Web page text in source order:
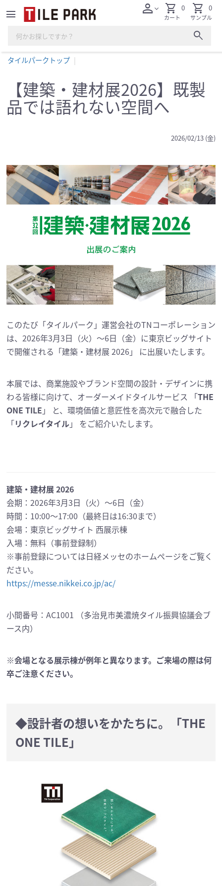
menu
search
personexpand_more shopping_cart
カート
0 shopping_cart
サンプル
0
タイルパークトップ
【建築・建材展2026】既製
品では語れない空間へ
2026/02/13 (金)
このたび「タイルパーク」運営会社のTNコーポレーション
は、2026年3月3日（火）〜6日（金）に東京ビッグサイト
で開催される「建築・建材展 2026」 に出展いたします。
本展では、商業施設やブランド空間の設計・デザインに携
わる皆様に向けて、オーダーメイドタイルサービス 「THE
ONE TILE 」 と、環境価値と意匠性を高次元で融合した
「リクレイタイル」 をご紹介いたします。
建築・建材展 2026
会期：2026年3月3日（火）〜6日（金）
時間：10:00〜17:00（最終日は16:30まで）
会場：東京ビッグサイト 西展示棟
入場：無料（事前登録制）
※事前登録については日経メッセのホームぺージをご覧く
ださい。
https://messe.nikkei.co.jp/ac/
小間番号：AC1001 （多治見市美濃焼タイル振興協議会ブ
ース内）
※会場となる展示棟が例年と異なります。ご来場の際は何
卒ご注意ください。
◆設計者の想いをかたちに。「THE
ONE TILE」